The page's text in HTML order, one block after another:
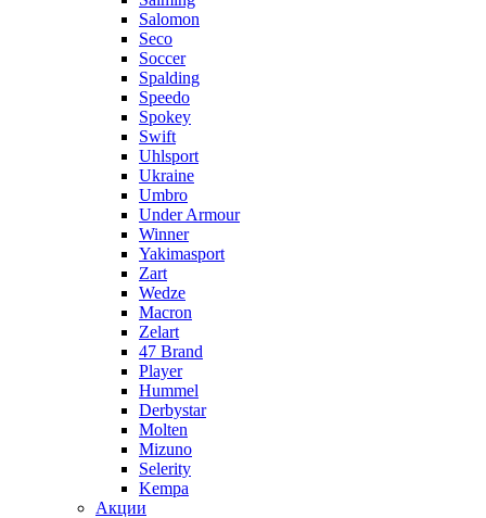
Salomon
Seco
Soccer
Spalding
Speedo
Spokey
Swift
Uhlsport
Ukraine
Umbro
Under Armour
Winner
Yakimasport
Zart
Wedze
Macron
Zelart
47 Brand
Player
Hummel
Derbystar
Molten
Mizuno
Selerity
Kempa
Акции